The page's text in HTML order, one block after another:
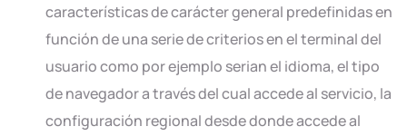
características de carácter general predefinidas en
función de una serie de criterios en el terminal del
usuario como por ejemplo serian el idioma, el tipo
de navegador a través del cual accede al servicio, la
configuración regional desde donde accede al